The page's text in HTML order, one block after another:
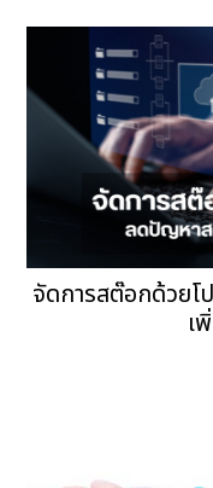
จัดการสต๊อกด้วย
เ